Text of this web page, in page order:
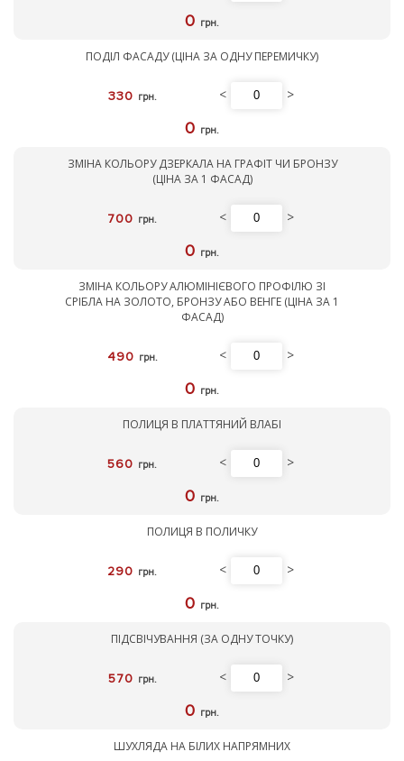
0 грн.
ПОДІЛ ФАСАДУ (ЦІНА ЗА ОДНУ ПЕРЕМИЧКУ)
330 грн. < >
0 грн.
ЗМІНА КОЛЬОРУ ДЗЕРКАЛА НА ГРАФІТ ЧИ БРОНЗУ
(ЦІНА ЗА 1 ФАСАД)
700 грн. < >
0 грн.
ЗМІНА КОЛЬОРУ АЛЮМІНІЄВОГО ПРОФІЛЮ ЗІ
СРІБЛА НА ЗОЛОТО, БРОНЗУ АБО ВЕНГЕ (ЦІНА ЗА 1
ФАСАД)
490 грн. < >
0 грн.
ПОЛИЦЯ В ПЛАТТЯНИЙ ВЛАБІ
560 грн. < >
0 грн.
ПОЛИЦЯ В ПОЛИЧКУ
290 грн. < >
0 грн.
ПІДСВІЧУВАННЯ (ЗА ОДНУ ТОЧКУ)
570 грн. < >
0 грн.
ШУХЛЯДА НА БІЛИХ НАПРЯМНИХ